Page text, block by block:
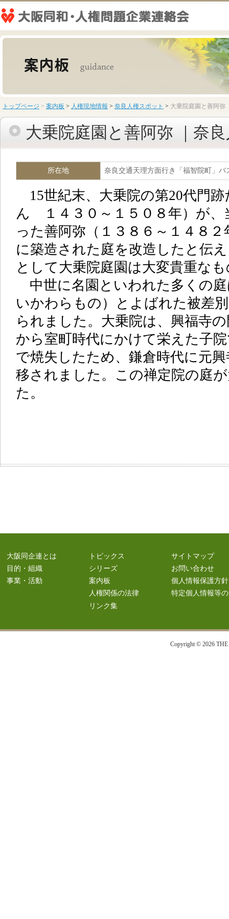
トップページ>案内板>人権現地情報>奈良人権スポット>大乗院庭園と善阿弥
大乗院庭園と善阿弥 ｜奈
所在地 奈良交通天理方面行き「福智院町」バ
15世紀末、大乗院の第20代門
ん １４３０～１５０８年）が、
った善阿弥（１３８６～１４８
に築造された庭を改造したと伝
として大乗院庭園は大変貴重な
中世に名園といわれた多くの
いかわらもの）とよばれた被差
られました。大乗院は、興福寺
から室町時代にかけて栄えた子
で焼失したため、鎌倉時代に元
移されました。この禅定院の庭
た。
大阪同企連とは
目的・組織
事業・活動
トピックス
シリーズ
案内板
人権関係の法律
リンク集
サイトマップ
お問い合わせ
個人情報保護方針
特定個人情報等
Copyright © 2026